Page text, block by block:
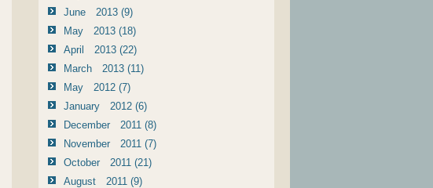
June 2013 (9)
May 2013 (18)
April 2013 (22)
March 2013 (11)
May 2012 (7)
January 2012 (6)
December 2011 (8)
November 2011 (7)
October 2011 (21)
August 2011 (9)